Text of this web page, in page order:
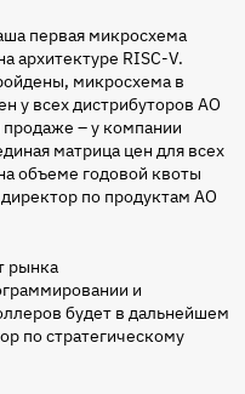
первая микросхема
архитектуре RISC-V.
микросхема в
у всех дистрибуторов АО
– у компании
матрица цен для всех
объеме годовой квоты
по продуктам АО
рынка
и
будет в дальнейшем
по стратегическому